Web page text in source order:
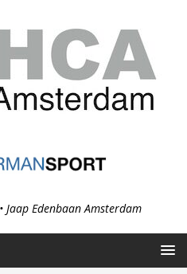
Jaap Edenbaan Amsterdam